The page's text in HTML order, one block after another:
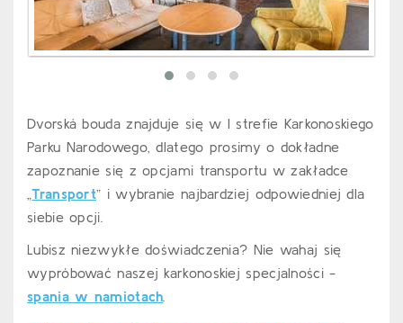
Dvorská bouda znajduje się w I strefie Karkonoskiego
Parku Narodowego, dlatego prosimy o dokładne
zapoznanie się z opcjami transportu w zakładce
„Transport” i wybranie najbardziej odpowiedniej dla
siebie opcji.
Lubisz niezwykłe doświadczenia? Nie wahaj się
wypróbować naszej karkonoskiej specjalności -
spania w namiotach